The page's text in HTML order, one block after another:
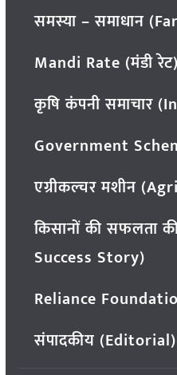
समस्या – समाधान
Mandi Rate (मंडी रेट)
कृषि कंपनी समाचार
Government
एग्रीकल्चर मशीन
किसानों की सफलता
Success Story)
Reliance
संपादकीय (Editorial)